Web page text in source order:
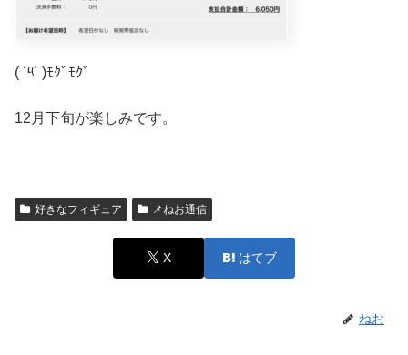
( ˙༥˙ )ﾓｸﾞﾓｸﾞ
12月下旬が楽しみです。
好きなフィギュア 📌ねお通信
X はてブ
ねお